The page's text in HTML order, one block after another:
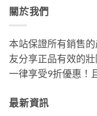
關於我們
本站保證所有銷售
友分享正品有效的
一律享受9折優惠！
最新資訊